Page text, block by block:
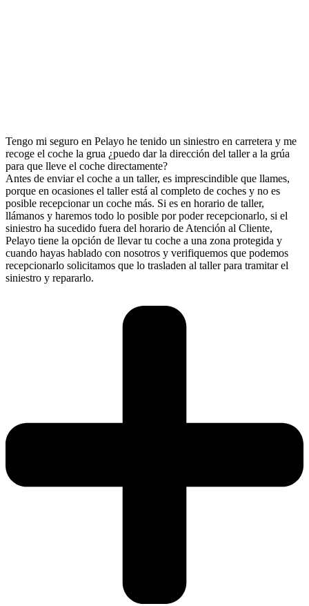
Tengo mi seguro en Pelayo he tenido un siniestro en carretera y me
recoge el coche la grua ¿puedo dar la dirección del taller a la grúa
para que lleve el coche directamente?
Antes de enviar el coche a un taller, es imprescindible que llames,
porque en ocasiones el taller está al completo de coches y no es
posible recepcionar un coche más. Si es en horario de taller,
llámanos y haremos todo lo posible por poder recepcionarlo, si el
siniestro ha sucedido fuera del horario de Atención al Cliente,
Pelayo tiene la opción de llevar tu coche a una zona protegida y
cuando hayas hablado con nosotros y verifiquemos que podemos
recepcionarlo solicitamos que lo trasladen al taller para tramitar el
siniestro y repararlo.